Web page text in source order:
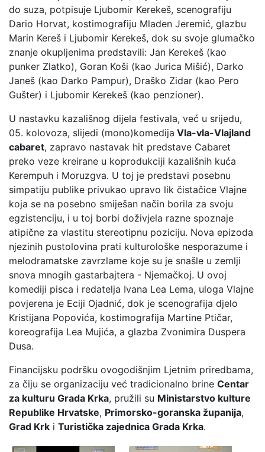
do suza, potpisuje Ljubomir Kerekeš, scenografiju
Dario Horvat, kostimografiju Mladen Jeremić, glazbu
Marin Kereš i Ljubomir Kerekeš, dok su svoje glumačko
znanje okupljenima predstavili: Jan Kerekeš (kao
punker Zlatko), Goran Koši (kao Jurica Mišić), Darko
Janeš (kao Darko Pampur), Draško Zidar (kao Pero
Gušter) i Ljubomir Kerekeš (kao penzioner).
U nastavku kazališnog dijela festivala, već u srijedu,
05. kolovoza, slijedi (mono)komedija Vla-vla-Vlajland
cabaret, zapravo nastavak hit predstave Cabaret
preko veze kreirane u koprodukciji kazališnih kuća
Kerempuh i Moruzgva. U toj je predstavi posebnu
simpatiju publike privukao upravo lik čistačice Vlajne
koja se na posebno smiješan način borila za svoju
egzistenciju, i u toj borbi doživjela razne spoznaje
atipične za vlastitu stereotipnu poziciju. Nova epizoda
njezinih pustolovina prati kulturološke nesporazume i
melodramatske zavrzlame koje su je snašle u zemlji
snova mnogih gastarbajtera - Njemačkoj. U ovoj
komediji pisca i redatelja Ivana Lea Lema, uloga Vlajne
povjerena je Eciji Ojadnić, dok je scenografija djelo
Kristijana Popovića, kostimografija Martine Ptičar,
koreografija Lea Mujića, a glazba Zvonimira Duspera
Dusa.
Financijsku podršku ovogodišnjim Ljetnim priredbama,
za čiju se organizaciju već tradicionalno brine Centar
za kulturu Grada Krka, pružili su Ministarstvo kulture
Republike Hrvatske, Primorsko-goranska županija,
Grad Krk i Turistička zajednica Grada Krka.